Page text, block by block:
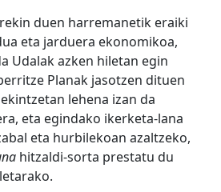
duen harremanetik eraiki
eta jarduera ekonomikoa,
Udalak azken hiletan egin
Planak jasotzen dituen
lehena izan da
eta egindako ikerketa-lana
eta hurbilekoan azaltzeko,
hitzaldi-sorta prestatu du